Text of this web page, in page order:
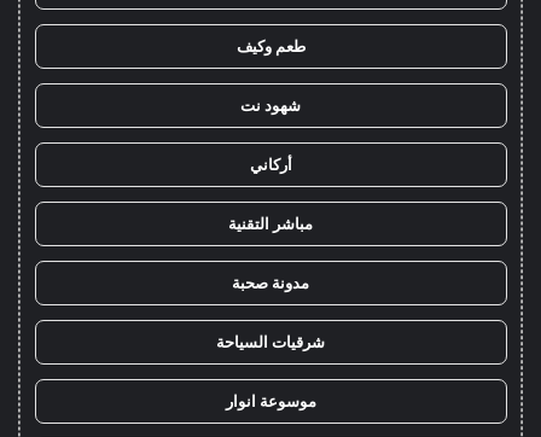
طعم وكيف
شهود نت
أركاني
مباشر التقنية
مدونة صحبة
شرقيات السياحة
موسوعة انوار